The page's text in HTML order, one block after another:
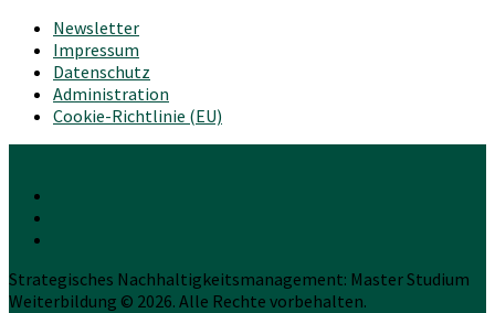
Newsletter
Impressum
Datenschutz
Administration
Cookie-Richtlinie (EU)
Strategisches Nachhaltigkeitsmanagement: Master Studium
Weiterbildung © 2026. Alle Rechte vorbehalten.